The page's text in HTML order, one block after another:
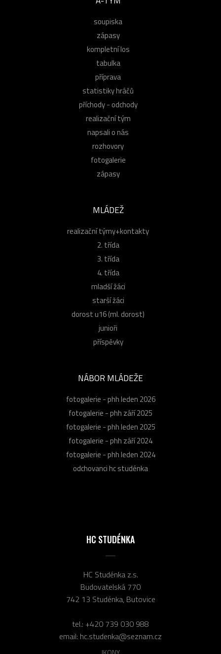
HC STUDÉNKA
HC Studénka z.s.
Budovatelská 770
742 13 Studénka, Butovice
tel.: +420 739 030 988
email: hc.studenka@seznam.cz
soupiska
zápasy
kompletní los
tabulka
příprava
statistiky hráčů
příchody - odchody
realizační tým
napsali o nás
rozhovory
fotogalerie
zápasy
MLÁDEŽ
realizační týmy+kontakty
2. třída
3. třída
4. třída
mladší žáci
starší žáci
dorost u16 (ml. dorost)
junioři
příspěvky
NÁBOR MLÁDEŽE
fotogalerie - phh leden 2026
fotogalerie - phh září 2025
fotogalerie - phh leden 2025
fotogalerie - phh září 2024
fotogalerie - phh leden 2024
odchovanci hc studénka